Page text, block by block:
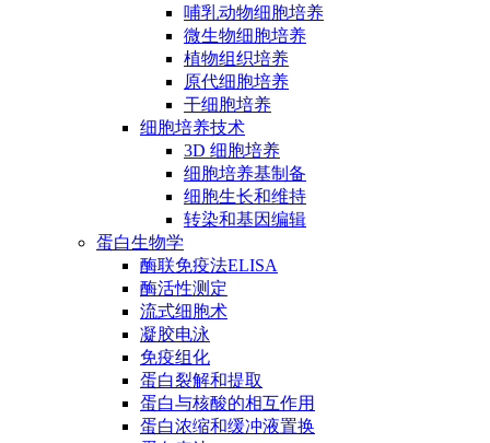
哺乳动物细胞培养
微生物细胞培养
植物组织培养
原代细胞培养
干细胞培养
细胞培养技术
3D 细胞培养
细胞培养基制备
细胞生长和维持
转染和基因编辑
蛋白生物学
酶联免疫法ELISA
酶活性测定
流式细胞术
凝胶电泳
免疫组化
蛋白裂解和提取
蛋白与核酸的相互作用
蛋白浓缩和缓冲液置换